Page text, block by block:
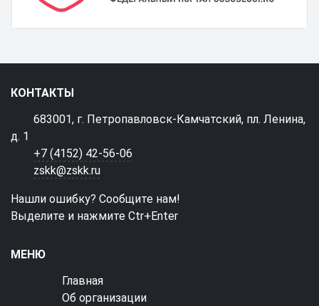
КОНТАКТЫ
683001, г. Петропавловск-Камчатский, пл. Ленина,
д. 1
+7 (4152) 42-56-06
zskk@zskk.ru
Нашли ошибку? Сообщите нам!
Выделите и нажмите Ctr+Enter
МЕНЮ
Главная
Об организации